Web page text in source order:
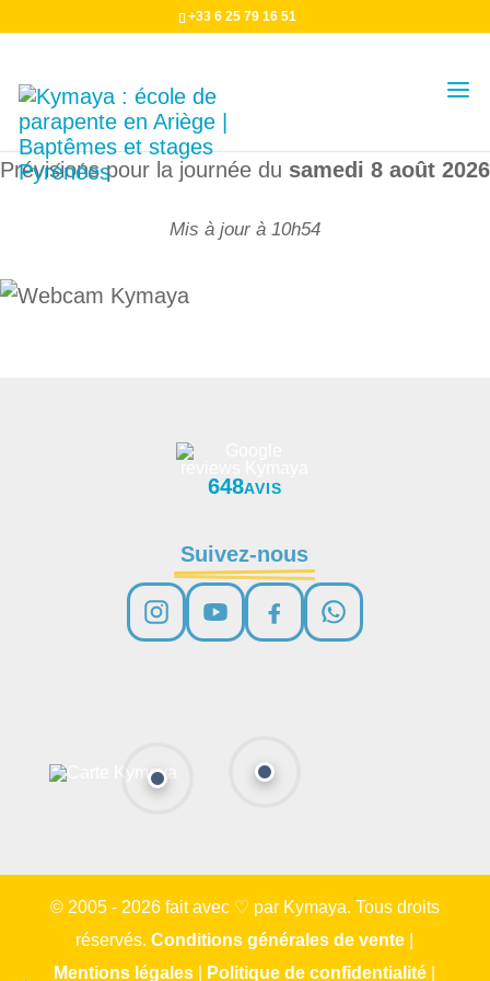
+33 6 25 79 16 51
Prévision pour le Port de Lers
Prévisions pour la journée du samedi 8 août 2026
Mis à jour à 10h54
648AVIS
Suivez-nous
© 2005 - 2026 fait avec ♡ par Kymaya. Tous droits
réservés.Conditions générales de vente
Mentions légales
Politique de confidentialité